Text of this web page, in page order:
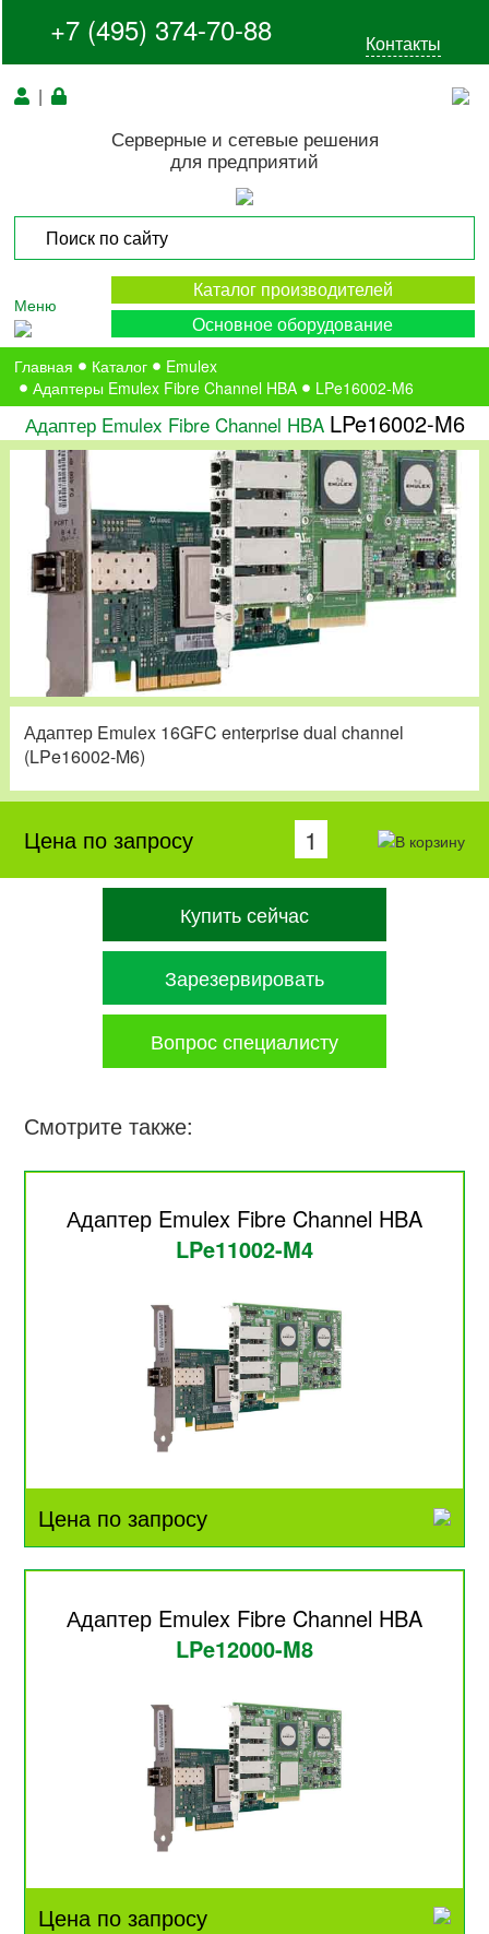
+7 (495) 374-70-88 Контакты
|
Серверные и сетевые решения
для предприятий
Меню
Каталог производителей
Основное оборудование
Главная Каталог
Emulex
Адаптеры Emulex Fibre Channel HBA
LPe16002-M6
Адаптер Emulex Fibre Channel HBA LPe16002-M6
Адаптер Emulex 16GFC enterprise dual channel
(LPe16002-M6)
Цена по запросу
Купить сейчас
Зарезервировать
Вопрос специалисту
Смотрите также:
Адаптер Emulex Fibre Channel HBA
LPe11002-M4
Цена по запросу
Адаптер Emulex Fibre Channel HBA
LPe12000-M8
Цена по запросу